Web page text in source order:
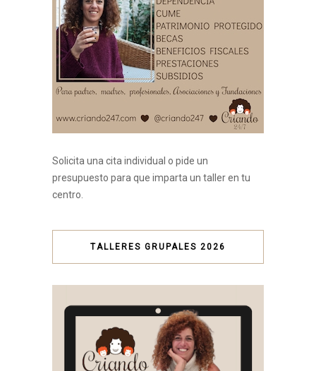
Solicita una cita individual o pide un
presupuesto para que imparta un taller en tu
centro.
TALLERES GRUPALES 2026